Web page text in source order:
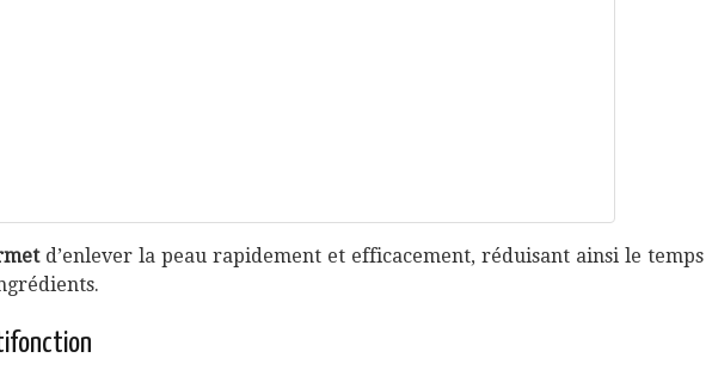
d’enlever la peau rapidement et efficacement, réduisant ainsi le temps